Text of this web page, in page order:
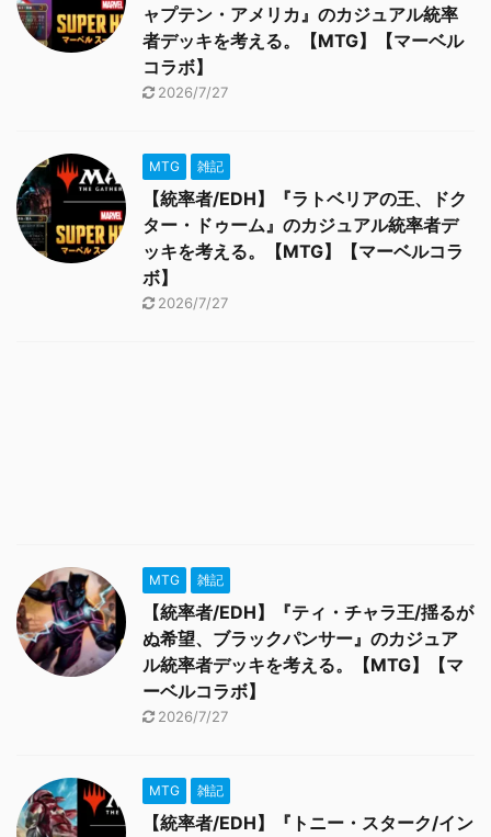
ャプテン・アメリカ』のカジュアル統率
者デッキを考える。【MTG】【マーベル
コラボ】
2026/7/27
MTG 雑記
【統率者/EDH】『ラトベリアの王、ドク
ター・ドゥーム』のカジュアル統率者デ
ッキを考える。【MTG】【マーベルコラ
ボ】
2026/7/27
MTG 雑記
【統率者/EDH】『ティ・チャラ王/揺るが
ぬ希望、ブラックパンサー』のカジュア
ル統率者デッキを考える。【MTG】【マ
ーベルコラボ】
2026/7/27
MTG 雑記
【統率者/EDH】『トニー・スターク/イン